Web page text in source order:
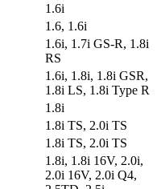
1.6i
1.6, 1.6i
1.6i, 1.7i GS-R, 1.8i
RS
1.6i, 1.8i, 1.8i GSR,
1.8i LS, 1.8i Type R
1.8i
1.8i TS, 2.0i TS
1.8i TS, 2.0i TS
1.8i, 1.8i 16V, 2.0i,
2.0i 16V, 2.0i Q4,